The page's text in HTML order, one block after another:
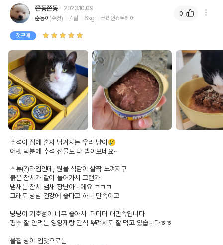
쫀동쫀동
2023.10.09
순동이 (수컷) 4살 6kg 코리안쇼트헤어
첫구매
추석이 집에 혼자 남겨지는 우리 냥이😢
어펫 덕분에 추석 선물도 다 받아보네요~
스튜(?)타입인데, 원물 식감이 살짝 느껴지구
붉은 참치가 같이 들어가서 그런가
냄새는 참치 냄새 장난아니에요 ㅋㅋㅋ
그래도 냥님 건강에 좋다고 하니 만족이고
냥냥이 기호성이 너무 좋아서  더더더 대만족입니다
평소 잘 안먹는 영양제랑 간식 뿌려서도 잘 먹고 있습니다ㅎㅎ
울집 냥이 입맛으로는
0